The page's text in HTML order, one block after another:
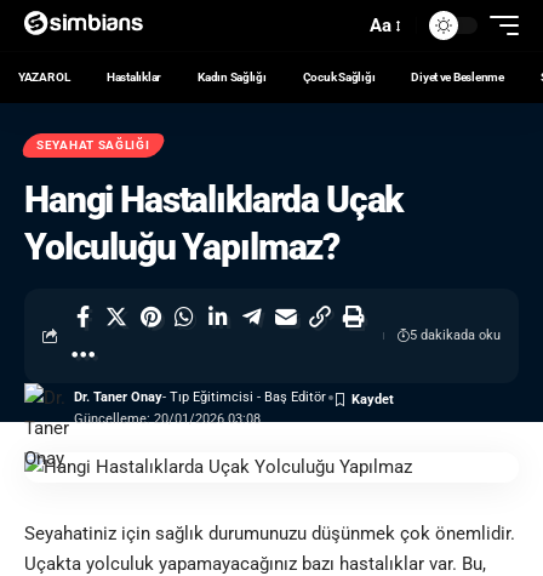
Aa
YAZAR OL Hastalıklar Kadın Sağlığı Çocuk Sağlığı Diyet ve Beslenme
SEYAHAT SAĞLIĞI
Hangi Hastalıklarda Uçak
Yolculuğu Yapılmaz?
Güncelleme: 20/01/2026 03:08
Dr. Taner Onay- Tıp Eğitimcisi - Baş Editör
5 dakikada oku
Seyahatiniz için sağlık durumunuzu düşünmek çok önemlidir.
Uçakta yolculuk yapamayacağınız bazı hastalıklar var. Bu,